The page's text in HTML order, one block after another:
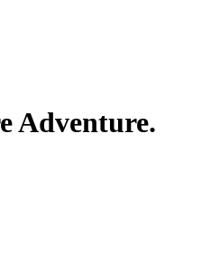
Adventure.